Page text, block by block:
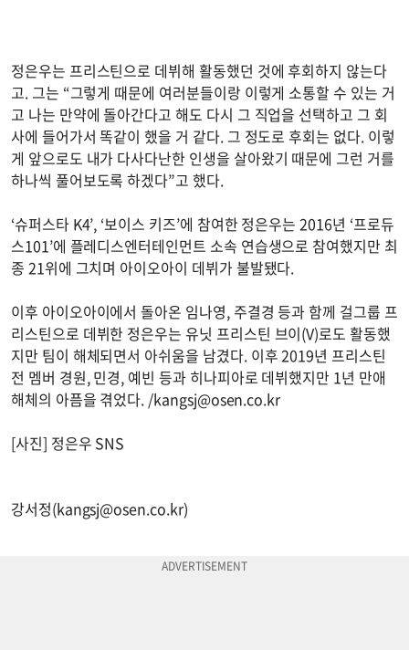
정은우는 프리스틴으로 데뷔해 활동했던 것에 후회하지 않는다
고. 그는 “그렇게 때문에 여러분들이랑 이렇게 소통할 수 있는 거
고 나는 만약에 돌아간다고 해도 다시 그 직업을 선택하고 그 회
사에 들어가서 똑같이 했을 거 같다. 그 정도로 후회는 없다. 이렇
게 앞으로도 내가 다사다난한 인생을 살아왔기 때문에 그런 거를
하나씩 풀어보도록 하겠다”고 했다.
‘슈퍼스타 K4’, ‘보이스 키즈’에 참여한 정은우는 2016년 ‘프로듀
스101’에 플레디스엔터테인먼트 소속 연습생으로 참여했지만 최
종 21위에 그치며 아이오아이 데뷔가 불발됐다.
이후 아이오아이에서 돌아온 임나영, 주결경 등과 함께 걸그룹 프
리스틴으로 데뷔한 정은우는 유닛 프리스틴 브이(V)로도 활동했
지만 팀이 해체되면서 아쉬움을 남겼다. 이후 2019년 프리스틴
전 멤버 경원, 민경, 예빈 등과 히나피아로 데뷔했지만 1년 만애
해체의 아픔을 겪었다. /kangsj@osen.co.kr
[사진] 정은우 SNS
강서정(kangsj@osen.co.kr)